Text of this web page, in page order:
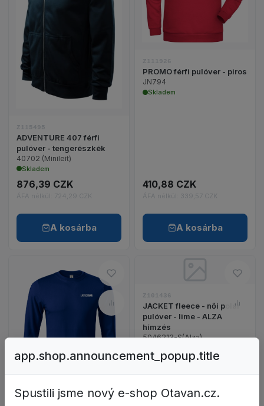
ADVENTURE 407 férfi pulóver - tengerészkék
Z115495
ADVENTURE 407 férfi
pulóver - tengerészkék
40702 (Minileit)
Skladem
876,39 CZK
ÁFA nélkül: 724,29 CZK
A kosárba
Z111926
PROMO férfi pulóver - piros
JN794
Skladem
410,88 CZK
ÁFA nélkül: 339,57 CZK
A kosárba
Hozzáadás a
Összehasonlítás – ZERO
ZERO Uniszex pulóver - királykék - Latecoere
Z101312
JACKET fleece
Z101436
JACKET fleece - női polár
pulóver - lime - ALZA
hímzés
5046213-S(Alza)
app.shop.announcement_popup.title
Spustili jsme nový e-shop Otavan.cz.